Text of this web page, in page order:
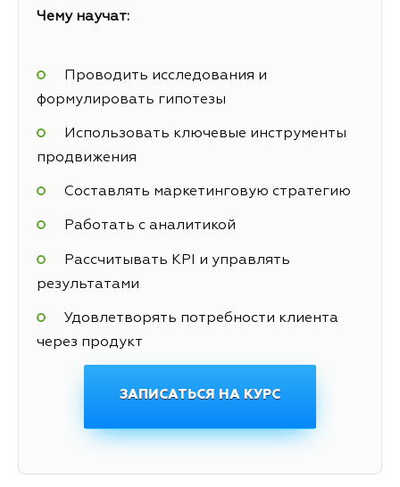
Чему научат:
Проводить исследования и
формулировать гипотезы
Использовать ключевые инструменты
продвижения
Составлять маркетинговую стратегию
Работать с аналитикой
Рассчитывать KPI и управлять
результатами
Удовлетворять потребности клиента
через продукт
ЗАПИСАТЬСЯ НА КУРС